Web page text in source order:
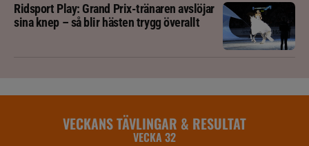
Ridsport Play: Grand Prix-tränaren avslöjar
sina knep – så blir hästen trygg överallt
VECKANS TÄVLINGAR & RESULTAT
VECKA 32